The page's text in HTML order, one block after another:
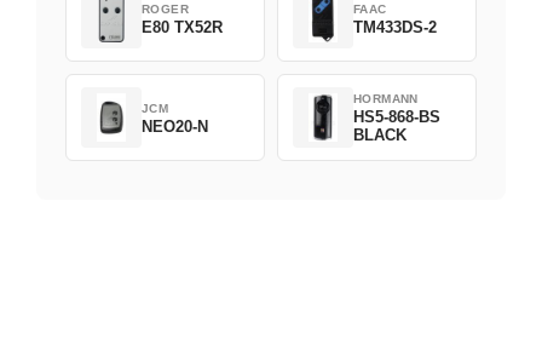
ROGER
E80 TX52R
FAAC
TM433DS-2
JCM
NEO20-N
HORMANN
HS5-868-BS
BLACK